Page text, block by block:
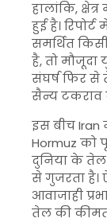
हालांकि,
हुई है।
समर्थित
है, तो मौजूदा
संघर्ष फिर से
सैन्य टकराव
इस बीचIran
Hormuz को
दुनिया के तेल
से गुजरता
आवाजाही
तेल की